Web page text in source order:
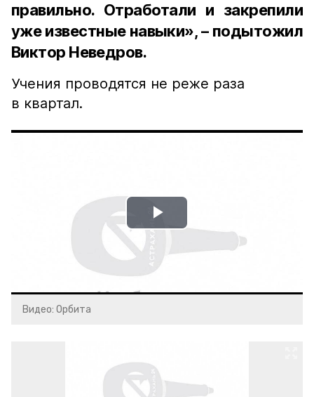
правильно. Отработали и закрепили
уже известные навыки», – подытожил
Виктор Неведров.
Учения проводятся не реже раза
в квартал.
Play
Video
Видео: Орбита